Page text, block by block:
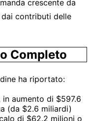
crescente da
contributi delle
Completo
ha riportato:
aumento di $597.6
(da $2.6 miliardi)
di $62.2 milioni o